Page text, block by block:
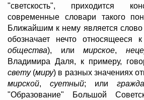
"светскость", приходится
современные словари такого
Ближайшим к нему является слово
обозначает нечто относящееся к
общества), или мирское,
Владимира Даля, к примеру,
свету(миру) в разных значениях
мирской, суетный; или
"Образование" Большой